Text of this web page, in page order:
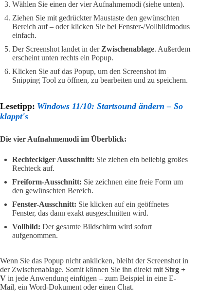
Wählen Sie einen der vier Aufnahmemodi (siehe unten).
Ziehen Sie mit gedrückter Maustaste den gewünschten
Bereich auf – oder klicken Sie bei Fenster-/Vollbildmodus
einfach.
Der Screenshot landet in der Zwischenablage. Außerdem
erscheint unten rechts ein Popup.
Klicken Sie auf das Popup, um den Screenshot im
Snipping Tool zu öffnen, zu bearbeiten und zu speichern.
Lesetipp: Windows 11/10: Startsound ändern – So
klappt's
Die vier Aufnahmemodi im Überblick:
Rechteckiger Ausschnitt: Sie ziehen ein beliebig großes
Rechteck auf.
Freiform-Ausschnitt: Sie zeichnen eine freie Form um
den gewünschten Bereich.
Fenster-Ausschnitt: Sie klicken auf ein geöffnetes
Fenster, das dann exakt ausgeschnitten wird.
Vollbild: Der gesamte Bildschirm wird sofort
aufgenommen.
Wenn Sie das Popup nicht anklicken, bleibt der Screenshot in
der Zwischenablage. Somit können Sie ihn direkt mit Strg +
V in jede Anwendung einfügen – zum Beispiel in eine E-
Mail, ein Word-Dokument oder einen Chat.